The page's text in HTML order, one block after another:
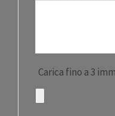
Carica fino a 3